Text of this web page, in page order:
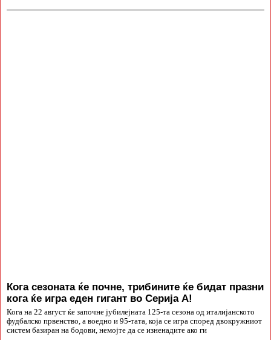
Кога сезоната ќе почне, трибините ќе бидат празни
кога ќе игра еден гигант во Серија А!
Кога на 22 август ќе започне јубилејната 125-та сезона од италијанското
фудбалско првенство, а воедно и 95-тата, која се игра според двокружниот
систем базиран на бодови, немојте да се изненадите ако ги